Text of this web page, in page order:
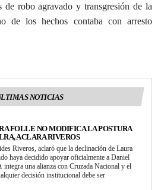
de robo agravado y transgresión de la
de los hechos contaba con arresto
NOTICIAS
FOLLE NO MODIFICA LA POSTURA
ACLARA RIVEROS
Riveros, aclaró que la declinación de Laura
haya decidido apoyar oficialmente a Daniel
una alianza con Cruzada Nacional y el
decisión institucional debe ser